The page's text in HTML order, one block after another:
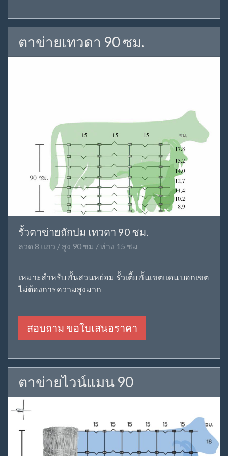
ตาข่ายเทวดา 90 ซม.
รั้วตาข่ายถักปม เทวดา 90 ซม.
ลวด 8 แถว / สูง 90 ซม / ห่าง 15 ซม
เหมาะสำหรับ กั้นสวนหย่อม รั้วเตี้ย กั้นเขตแดน บอกเขต
ไม่ต้องการความสูงมาก
สอบถาม ขอใบเสนอราคา
ตาข่ายไวน์แมน 90